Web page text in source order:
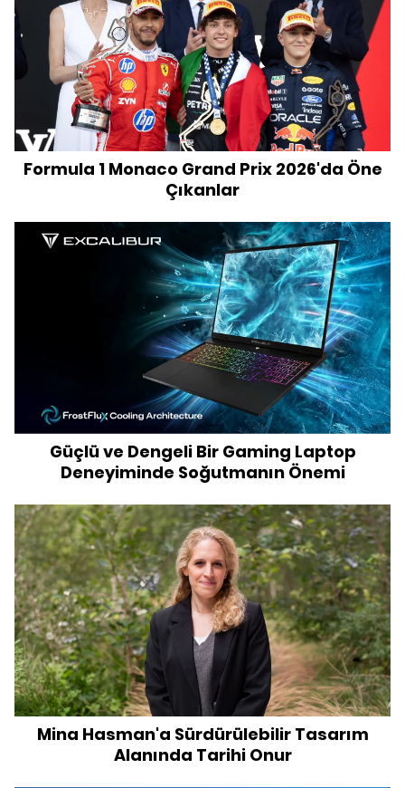
Formula 1 Monaco Grand Prix 2026'da Öne
Çıkanlar
Güçlü ve Dengeli Bir Gaming Laptop
Deneyiminde Soğutmanın Önemi
Mina Hasman'a Sürdürülebilir Tasarım
Alanında Tarihi Onur